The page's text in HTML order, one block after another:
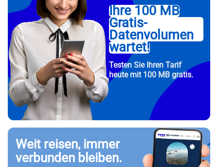
Ihre 100 MB
Gratis-
Datenvolumen
wartet!
Testen Sie Ihren Tarif
heute mit 100 MB gratis.
Weit reisen, immer
verbunden bleiben.